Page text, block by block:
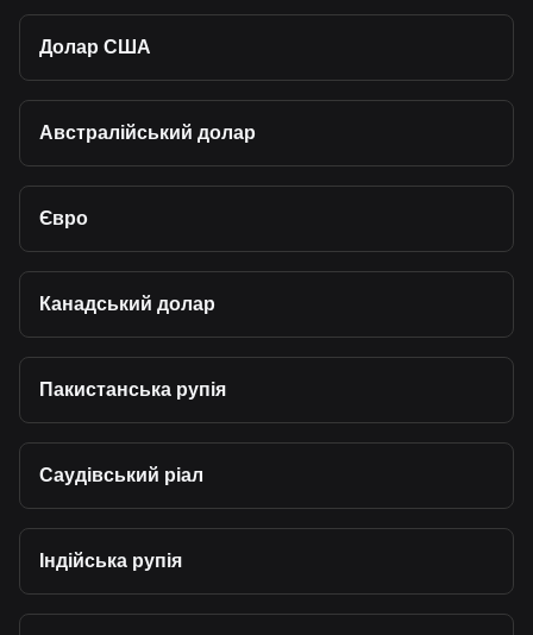
Долар США
Австралійський долар
Євро
Канадський долар
Пакистанська рупія
Саудівський ріал
Індійська рупія